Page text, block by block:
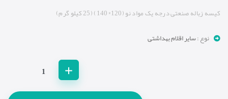
کیسه زباله صنعتی درجه یک مواد نو (120*140) (25 کیلو گرم)
نوع :سایر اقلام بهداشتی
+